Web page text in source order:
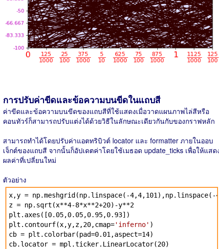
การปรับค่าขีดและข้อความบนขีดในแถบสี
ค่าขีดและข้อความบนขีดของแถบสีที่ใช้แสดงเมื่อวาดแผนภาพไล่สีหรือ
คอนทัวร์ก็สามารถปรับแต่งได้ด้วยวิธีในลักษณะเดียวกันกับของกราฟหลัก
สามารถทำได้โดยปรับค่าแอตทริบิวต์ locator และ formatter ภายในออบ
เจ็กต์ของแถบสี จากนั้นก็อัปเดตค่าโดยใช้เมธอด update_ticks เพื่อให้แสด
ผลค่าที่เปลี่ยนใหม่
ตัวอย่าง
x,y = np.meshgrid(np.linspace(-4,4,101),np.linspace(-
z = np.sqrt(x**4-8*x**2+20)-y**2
plt.axes([0.05,0.05,0.95,0.93])
plt.contourf(x,y,z,20,cmap='inferno' )
cb = plt.colorbar(pad=0.01,aspect=14)
cb.locator = mpl.ticker.LinearLocator(20)